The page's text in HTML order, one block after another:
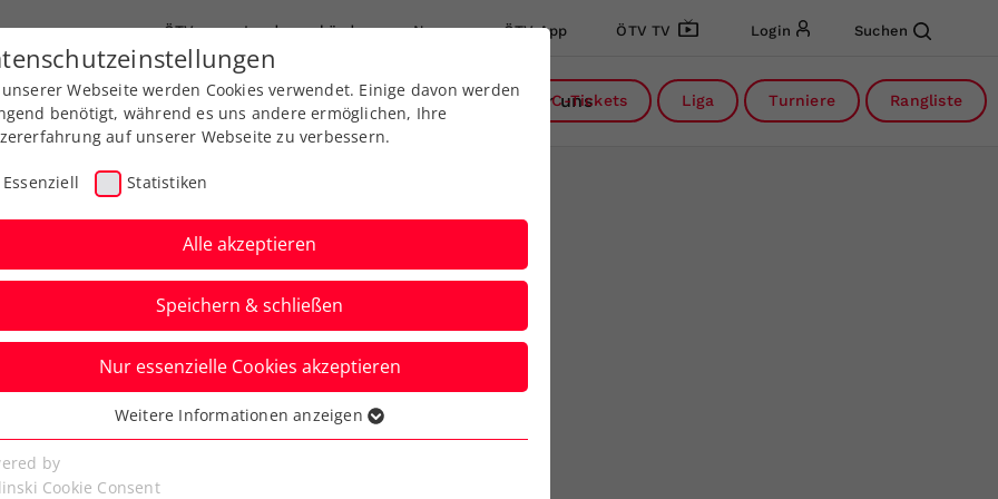
ÖTV Landesverbände News ÖTV App ÖTV TV Login Suchen
Leistungssport Ausbildung Services Über uns
DC-Tickets Liga Turniere Rangliste
Vondrousová
Austria Ladies
Webseite werden Cookies verwendet. Einige davon werden
benötigt, während es uns andere ermöglichen, Ihre
auf unserer Webseite zu verbessern.
Essenziell Statistiken
Alle akzeptieren
Speichern & schließen
Nur essenzielle Cookies akzeptieren
Cookies werden für grundlegende Funktionen der
benötigt. Dadurch ist gewährleistet, dass die Webseite
Weitere Informationen anzeigen
by
Cookie Consent